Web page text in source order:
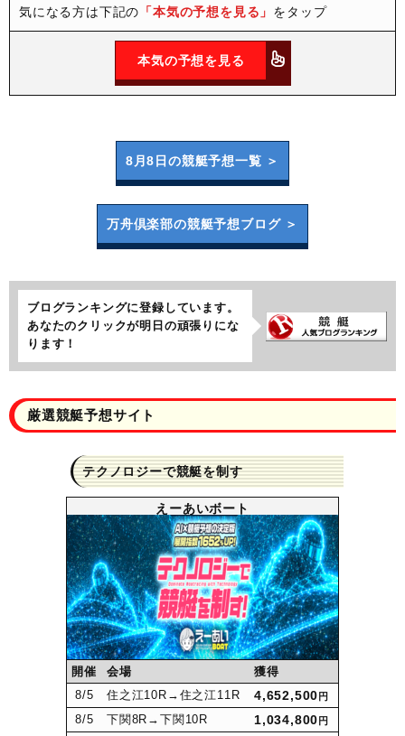
気になる方は下記の 「本気の予想を見る」 をタップ
本気の予想を見る
8月8日の競艇予想一覧 ＞
万舟倶楽部の競艇予想ブログ ＞
ブログランキングに登録しています。
あなたのクリックが明日の頑張りにな
ります！
厳選競艇予想サイト
テクノロジーで競艇を制す
えーあいボート
開催 会場
獲得
8/5 住之江10R →住之江11R 4,652,500 円
8/5 下関8R →下関10R 1,034,800 円